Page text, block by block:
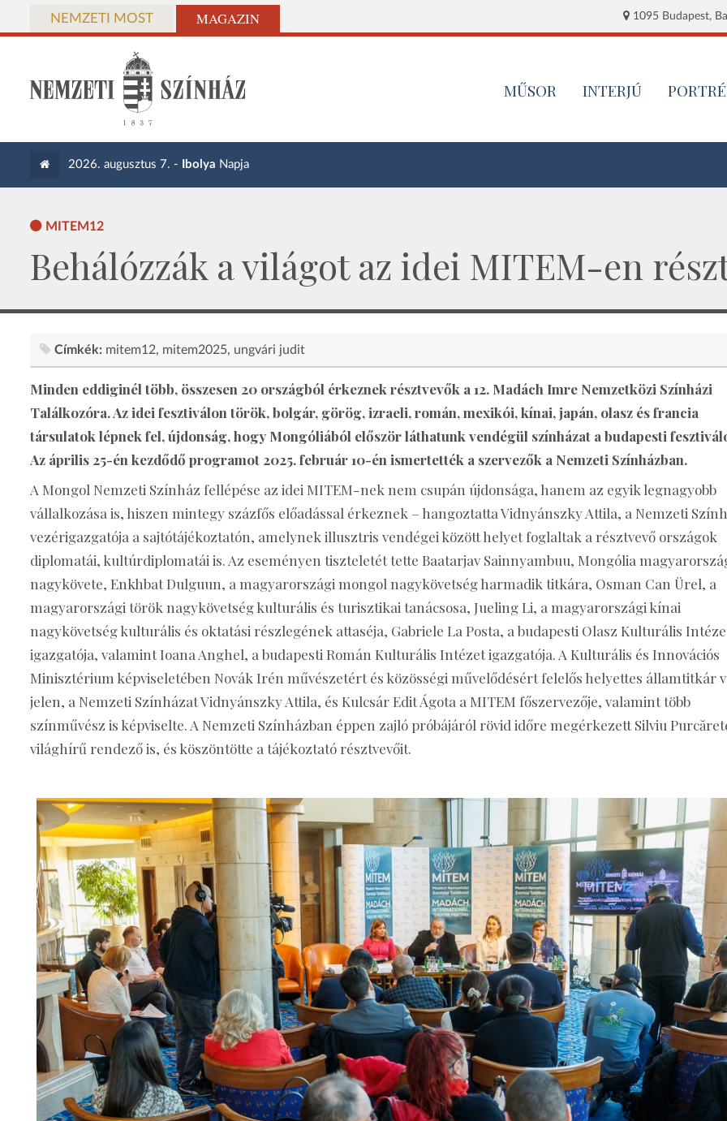
NEMZETI MOST MAGAZIN 1095 Budapest,
MŰSOR INTERJÚ PORTRÉ
2026. augusztus 7. - Ibolya Napja
MITEM12
Behálózzák a világot az idei MITEM-en
Címkék: mitem12 mitem2025 ungvári judit
Minden eddiginél több, összesen 20 országból érkeznek résztvevők a 12. Madách Imre Nemzetközi Színházi
Találkozóra. Az idei fesztiválon török, bolgár, görög, izraeli, román, mexikói, kínai, japán, olasz és francia
társulatok lépnek fel, újdonság, hogy Mongóliából először láthatunk vendégül színházat a budapesti
Az április 25-én kezdődő programot 2025. február 10-én ismertették a szervezők a Nemzeti Színházban.
A Mongol Nemzeti Színház fellépése az idei MITEM-nek nem csupán újdonsága, hanem az egyik legnagyobb
vállalkozása is, hiszen mintegy százfős előadással érkeznek – hangoztatta Vidnyánszky Attila, a Nemzeti
vezérigazgatója a sajtótájékoztatón, amelynek illusztris vendégei között helyet foglaltak a résztvevő országok
diplomatái, kultúrdiplomatái is. Az eseményen tiszteletét tette Baatarjav Sainnyambuu, Mongólia
nagykövete, Enkhbat Dulguun, a magyarországi mongol nagykövetség harmadik titkára, Osman Can Ürel, a
magyarországi török nagykövetség kulturális és turisztikai tanácsosa, Jueling Li, a magyarországi kínai
nagykövetség kulturális és oktatási részlegének attaséja, Gabriele La Posta, a budapesti Olasz Kulturális
igazgatója, valamint Ioana Anghel, a budapesti Román Kulturális Intézet igazgatója. A Kulturális és Innovációs
Minisztérium képviseletében Novák Irén művészetért és közösségi művelődésért felelős helyettes államtitkár
jelen, a Nemzeti Színházat Vidnyánszky Attila, és Kulcsár Edit Ágota a MITEM főszervezője, valamint több
színművész is képviselte. A Nemzeti Színházban éppen zajló próbájáról rövid időre megérkezett Silviu
világhírű rendező is, és köszöntötte a tájékoztató résztvevőit.